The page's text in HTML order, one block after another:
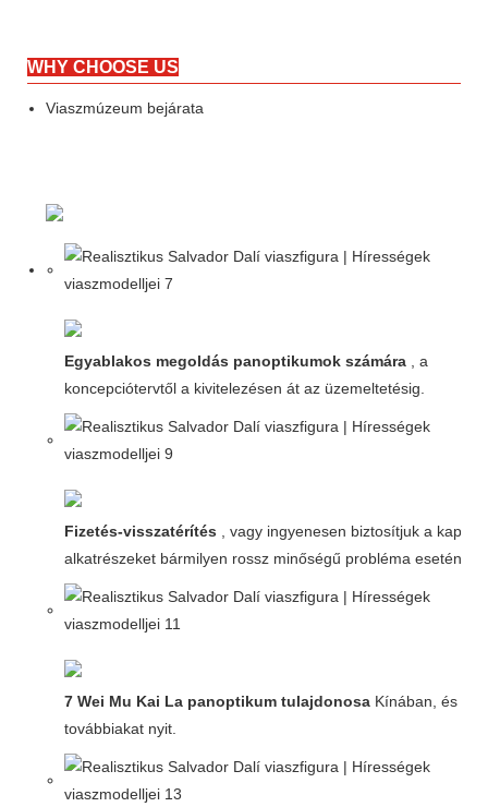
WHY CHOOSE US
Viaszmúzeum bejárata
Egyablakos megoldás panoptikumok számára, a
koncepciótervtől a kivitelezésen át az üzemeltetésig.
Fizetés-visszatérítés , vagy ingyenesen biztosítjuk a
alkatrészeket bármilyen rossz minőségű probléma esetén.
7 Wei Mu Kai La panoptikum tulajdonosaKínában, és
továbbiakat nyit.